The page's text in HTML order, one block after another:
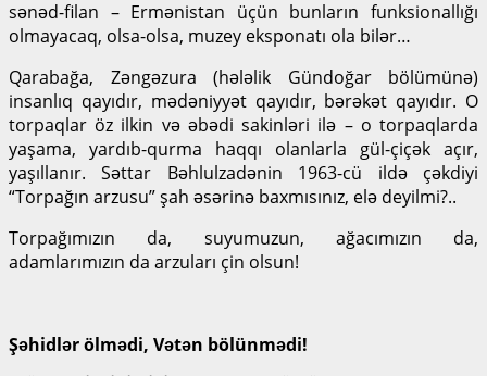
sənəd-filan – Ermənistan üçün bunların funksionallığı
olmayacaq, olsa-olsa, muzey eksponatı ola bilər…
Qarabağa, Zəngəzura (hələlik Gündoğar bölümünə)
insanlıq qayıdır, mədəniyyət qayıdır, bərəkət qayıdır. O
torpaqlar öz ilkin və əbədi sakinləri ilə – o torpaqlarda
yaşama, yardıb-qurma haqqı olanlarla gül-çiçək açır,
yaşıllanır. Səttar Bəhlulzadənin 1963-cü ildə çəkdiyi
“Torpağın arzusu” şah əsərinə baxmısınız, elə deyilmi?..
Torpağımızın da, suyumuzun, ağacımızın da,
adamlarımızın da arzuları çin olsun!
Şəhidlər ölmədi, Vətən bölünmədi!